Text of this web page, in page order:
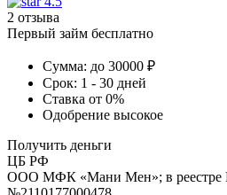
2 отзыва
Первый займ бесплатно
Сумма: до 30000 ₽
Срок: 1 - 30 дней
Ставка от 0%
Одобрение высокое
Получить деньги
ЦБ РФ
ООО МФК «Мани Мен»; в